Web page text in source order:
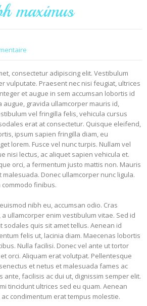
maximus
consectetur adipiscing elit. Vestibulum
vulputate. Praesent nec nisi feugiat, ultrices
et augue in sem accumsan lobortis id
augue, gravida ullamcorper mauris id,
vel fringilla felis, vehicula cursus
erat at consectetur. Quisque eleifend,
ipsum sapien fringilla diam, eu
lorem. Fusce vel nunc turpis. Nullam vel
nisi lectus, ac aliquet sapien vehicula et.
orci, a fermentum justo mattis non. Mauris
Donec ullamcorper nunc ligula.
finibus.
nibh eu, accumsan odio. Cras
ullamcorper enim vestibulum vitae. Sed id
sodales quis sit amet tellus. Aenean id
felis ut, lacinia diam. Maecenas lobortis
Nulla facilisi. Donec vel ante ut tortor
orci. Aliquam erat volutpat. Pellentesque
et netus et malesuada fames ac
ante, facilisis ac dui ut, dignissim semper elit.
tincidunt ultrices sed eu quam. Aenean
condimentum erat tempus molestie.